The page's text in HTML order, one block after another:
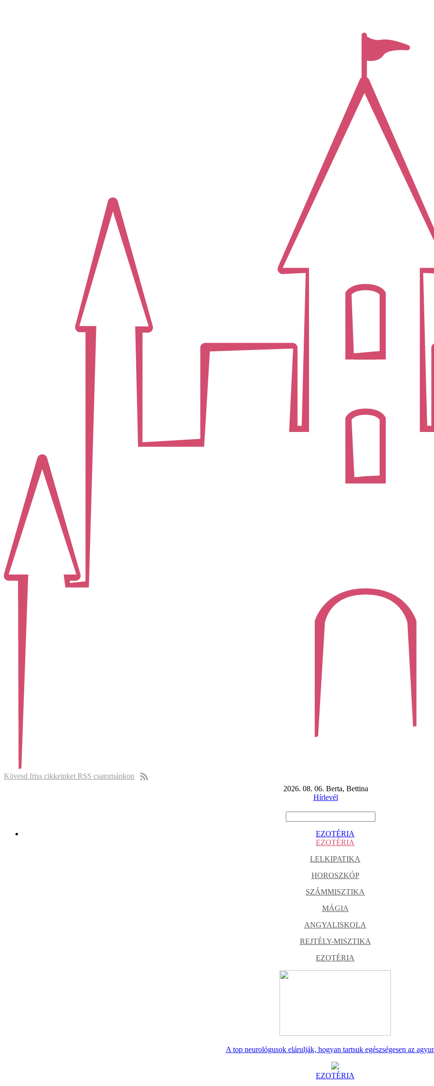
Kövesd friss cikkeinket RSS csatornánkon
2026. 08. 06. Berta, Bettina
Hírlevél
EZOTÉRIA
EZOTÉRIA
LELKIPATIKA
HOROSZKÓP
SZÁMMISZTIKA
MÁGIA
ANGYALISKOLA
REJTÉLY-MISZTIKA
EZOTÉRIA
A top neurológusok elárulják, hogyan tartsuk egészségesen az
EZOTÉRIA